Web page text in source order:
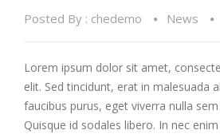
Posted By : chedemo News
Lorem ipsum dolor sit amet,
elit. Sed tincidunt, erat in malesuada
faucibus purus, eget viverra nulla
Quisque id sodales libero. In nec